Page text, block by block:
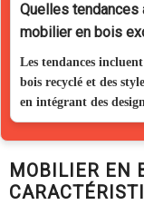
Quelles
mobilier en bois
Les tendances
bois recyclé et des
en intégrant des
MOBILIER EN